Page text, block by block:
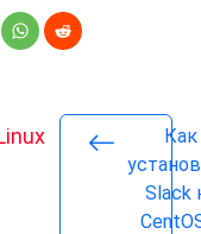
Как
Slack